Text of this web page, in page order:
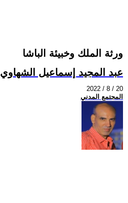
ورثة الملك وخبيئة الباشا
عبد المجيد إسماعيل الشهاوي
2022 / 8 / 20
المجتمع المدني